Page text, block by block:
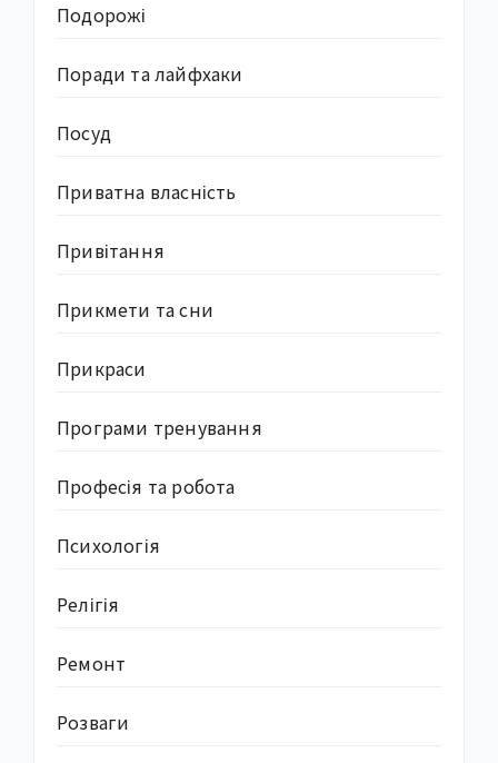
Подорожі
Поради та лайфхаки
Посуд
Приватна власність
Привітання
Прикмети та сни
Прикраси
Програми тренування
Професія та робота
Психологія
Релігія
Ремонт
Розваги